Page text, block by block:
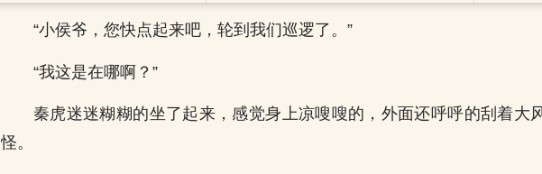
“小侯爷，您快点起来吧，轮到我们巡逻了。”
“我这是在哪啊？”
秦虎迷迷糊糊的坐了起来，感觉身上凉嗖嗖的，外面还呼呼的刮着大
怪。